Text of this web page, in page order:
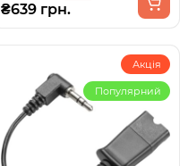
₴639 грн.
Акція
Популярний